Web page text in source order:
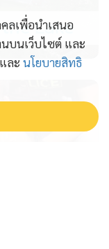
the Lake
ลเพื่อนำเสนอ
บนเว็บไซต์ และ
และ นโยบายสิทธิ